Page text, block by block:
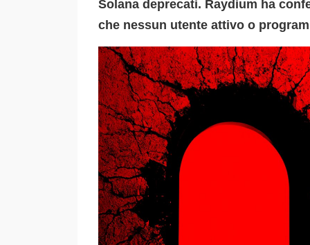
Solana deprecati. Raydium ha
che nessun utente attivo o